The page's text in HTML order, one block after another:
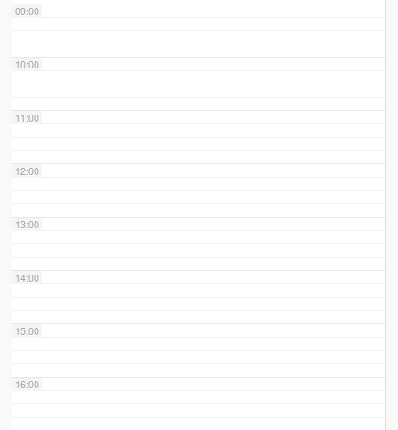
09:00
10:00
11:00
12:00
13:00
14:00
15:00
16:00